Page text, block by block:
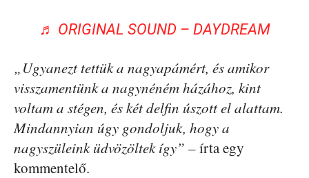
♬ ORIGINAL SOUND – DAYDREAM
„Ugyanezt tettük a nagyapámért, és amikor
visszamentünk a nagynéném házához, kint
voltam a stégen, és két delfin úszott el alattam.
Mindannyian úgy gondoljuk, hogy a
nagyszüleink üdvözöltek így” – írta egy
kommentelő.